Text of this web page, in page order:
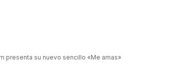
presenta su nuevo sencillo «Me amas»